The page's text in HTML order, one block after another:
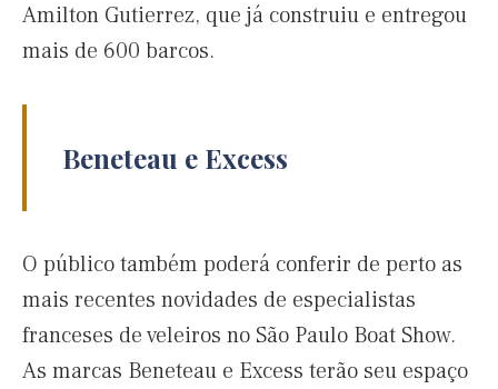
Amilton Gutierrez, que já construiu e entregou
mais de 600 barcos.
Beneteau e Excess
O público também poderá conferir de perto as
mais recentes novidades de especialistas
franceses de veleiros no São Paulo Boat Show.
As marcas Beneteau e Excess terão seu espaço